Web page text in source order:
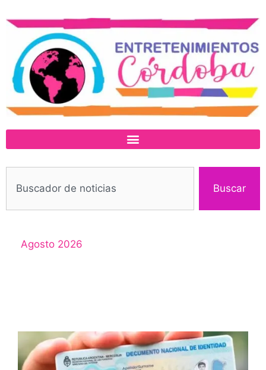
Buscar
Agosto 2026